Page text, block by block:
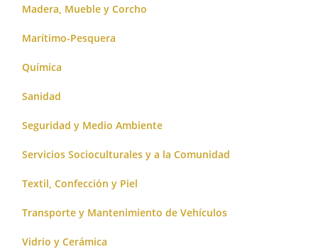
Madera, Mueble y Corcho
Marítimo-Pesquera
Química
Sanidad
Seguridad y Medio Ambiente
Servicios Socioculturales y a la Comunidad
Textil, Confección y Piel
Transporte y Mantenimiento de Vehículos
Vidrio y Cerámica